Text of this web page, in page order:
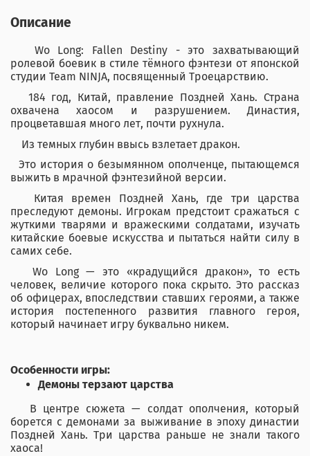
Описание
Wo Long: Fallen Destiny - это захватывающий
ролевой боевик в стиле тёмного фэнтези от японской
студии Team NINJA, посвященный Троецарствию.
184 год, Китай, правление Поздней Хань. Страна
охвачена хаосом и разрушением. Династия,
процветавшая много лет, почти рухнула.
Из темных глубин ввысь взлетает дракон.
Это история о безымянном ополченце, пытающемся
выжить в мрачной фэнтезийной версии.
Китая времен Поздней Хань, где три царства
преследуют демоны. Игрокам предстоит сражаться с
жуткими тварями и вражескими солдатами, изучать
китайские боевые искусства и пытаться найти силу в
самих себе.
Wo Long — это «крадущийся дракон», то есть
человек, величие которого пока скрыто. Это рассказ
об офицерах, впоследствии ставших героями, а также
история постепенного развития главного героя,
который начинает игру буквально никем.
Особенности игры:
Демоны терзают царства
В центре сюжета — солдат ополчения, который
борется с демонами за выживание в эпоху династии
Поздней Хань. Три царства раньше не знали такого
хаоса!